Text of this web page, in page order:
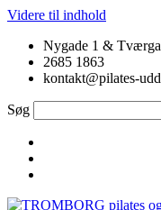
Videre til indhold
Nygade 1 &
2685 1863
kontakt@pilates-
Søg